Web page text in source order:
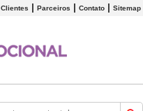
Clientes Parceiros Contato Sitemap